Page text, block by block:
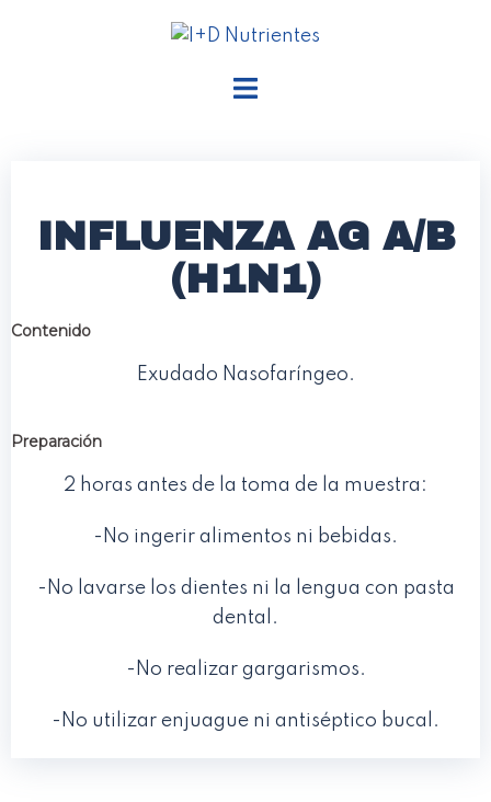
INFLUENZA AG A/B
(H1N1)
Contenido
Exudado Nasofaríngeo.
Preparación
2 horas antes de la toma de la muestra:
-No ingerir alimentos ni bebidas.
-No lavarse los dientes ni la lengua con pasta
dental.
-No realizar gargarismos.
-No utilizar enjuague ni antiséptico bucal.